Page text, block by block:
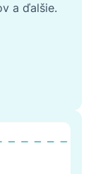
a ďalšie.